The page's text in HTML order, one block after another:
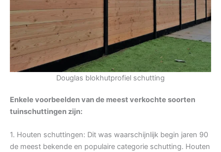
Douglas blokhutprofiel schutting
Enkele voorbeelden van de meest verkochte soorten
tuinschuttingen zijn:
1. Houten schuttingen: Dit was waarschijnlijk begin jaren 90
de meest bekende en populaire categorie schutting. Houten